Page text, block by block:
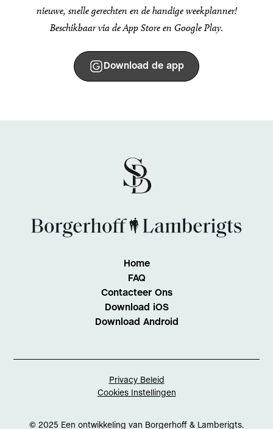
nieuwe, snelle gerechten en de handige weekplanner!
Beschikbaar via de App Store en Google Play.
Download de app
Home
FAQ
Contacteer Ons
Download iOS
Download Android
© 2025 Een ontwikkeling van Borgerhoff & Lamberigts.
Privacy Beleid
Cookies Instellingen